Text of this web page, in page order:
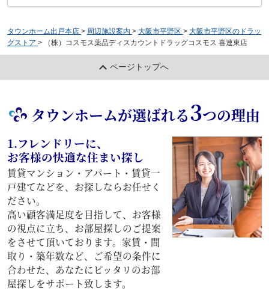
タウンホーム出戸本店 > 周辺施設案内 > 大阪市平野区 > 大阪市平野区のドラッ
グストア > （株）コスモス薬品ディスカウントドラッグコスモス 喜連東店
ページトップへ
タウンホームが選ばれる3つの理由
1.フレンドリーに、
お客様の快適な住まい探し
賃貸マンション・アパート・賃貸一
戸建てなどを、お探しならお任せく
ださい。
高い顧客満足度を目指して、お客様
の視点に立ち、お部屋探しのご提案
をさせて頂いております。家賃・間
取り・築年数など、ご希望の条件に
合わせた、あなたにピッタリのお部
屋探しをサポート致します。